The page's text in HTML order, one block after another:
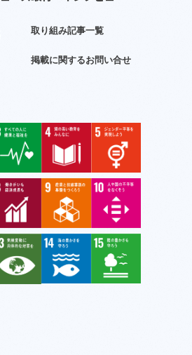
取り組み記事一覧
掲載に関するお問い合せ